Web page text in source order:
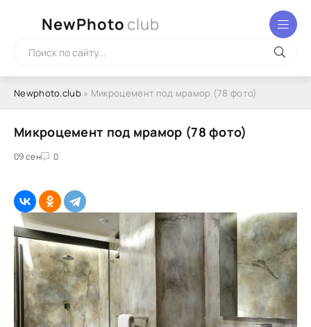
NewPhoto club
Newphoto.club» Микроцемент под мрамор (78 фото)
Микроцемент под мрамор (78 фото)
09 сен 0